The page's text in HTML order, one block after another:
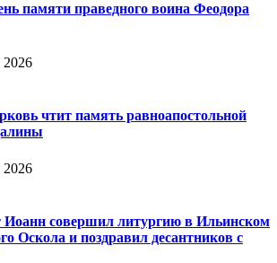
памяти праведного воина Феодора
2026
чтит память равноапостольной
2026
совершил литургию в Ильинском
Оскола и поздравил десантников с